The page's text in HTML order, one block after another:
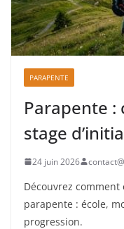
PARAPENTE
Parapente
stage
24 juin 2026
Découvrez
parapente : école,
progression.